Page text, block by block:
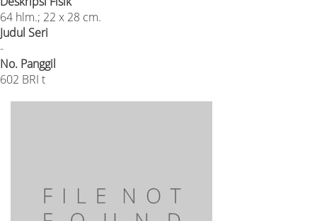
64 hlm.; 22 x 28 cm.
Judul Seri
-
No. Panggil
602 BRI t